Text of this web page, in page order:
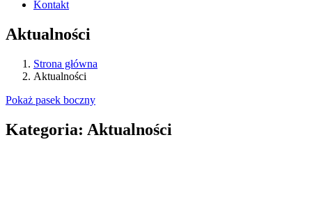
Kontakt
Aktualności
Strona główna
Aktualności
Pokaż pasek boczny
Kategoria: Aktualności